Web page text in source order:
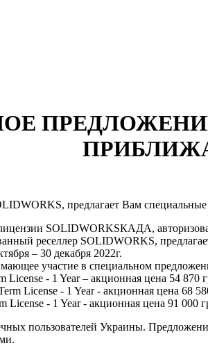
предлагает Вам
SOLIDWORKSКАДА,
реселлер SOLIDWORKS,
– 30 декабря 2022г.
участие в специальном
License - 1 Year – акционная цена 54 870
License - 1 Year - акционная цена 68
License - 1 Year - акционная цена 91 000
пользователей Украины.